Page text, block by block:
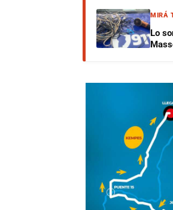
MIRÁ
Lo